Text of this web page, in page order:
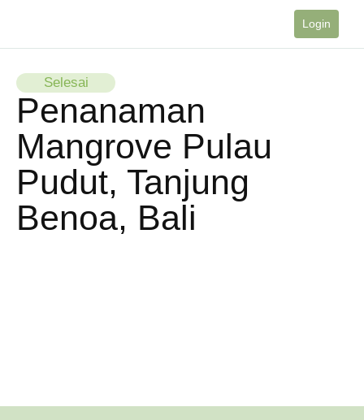
Login
Selesai
Penanaman
Mangrove Pulau
Pudut, Tanjung
Benoa, Bali